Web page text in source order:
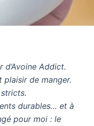
Addict.
plaisir de manger.
durables… et à
pour moi : le